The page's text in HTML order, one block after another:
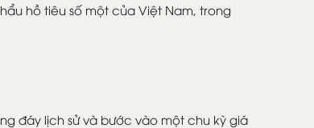
hồ tiêu số một của Việt Nam, trong
đáy lịch sử và bước vào một chu kỳ giá